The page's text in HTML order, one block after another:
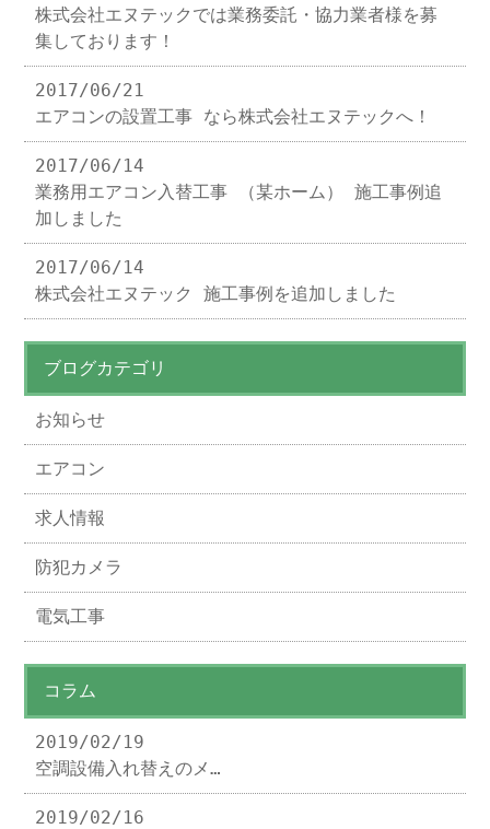
株式会社エヌテックでは業務委託・協力業者様を募
集しております！
2017/06/21
エアコンの設置工事 なら株式会社エヌテックへ！
2017/06/14
業務用エアコン入替工事 （某ホーム） 施工事例追
加しました
2017/06/14
株式会社エヌテック 施工事例を追加しました
ブログカテゴリ
お知らせ
エアコン
求人情報
防犯カメラ
電気工事
コラム
2019/02/19
空調設備入れ替えのメ…
2019/02/16